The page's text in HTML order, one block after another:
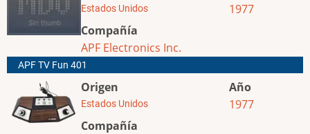
Estados Unidos
Compañía
APF Electronics Inc.
1977
APF TV Fun 401
Origen
Estados Unidos
Compañía
Año
1977